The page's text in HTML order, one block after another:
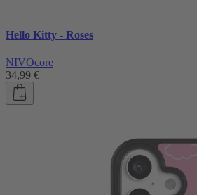
Hello Kitty - Roses
NIVOcore
34,99 €